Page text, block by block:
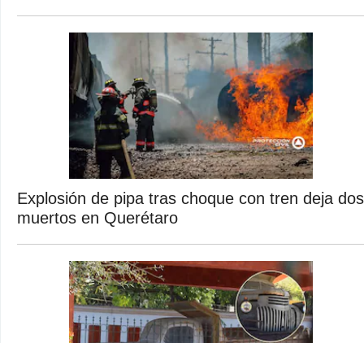
Explosión de pipa tras choque con tren deja dos
muertos en Querétaro